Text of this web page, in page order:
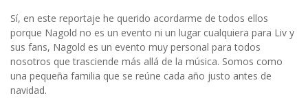
Sí, en este reportaje he querido acordarme de todos ellos
porque Nagold no es un evento ni un lugar cualquiera para Liv y
sus fans, Nagold es un evento muy personal para todos
nosotros que trasciende más allá de la música. Somos como
una pequeña familia que se reúne cada año justo antes de
navidad.